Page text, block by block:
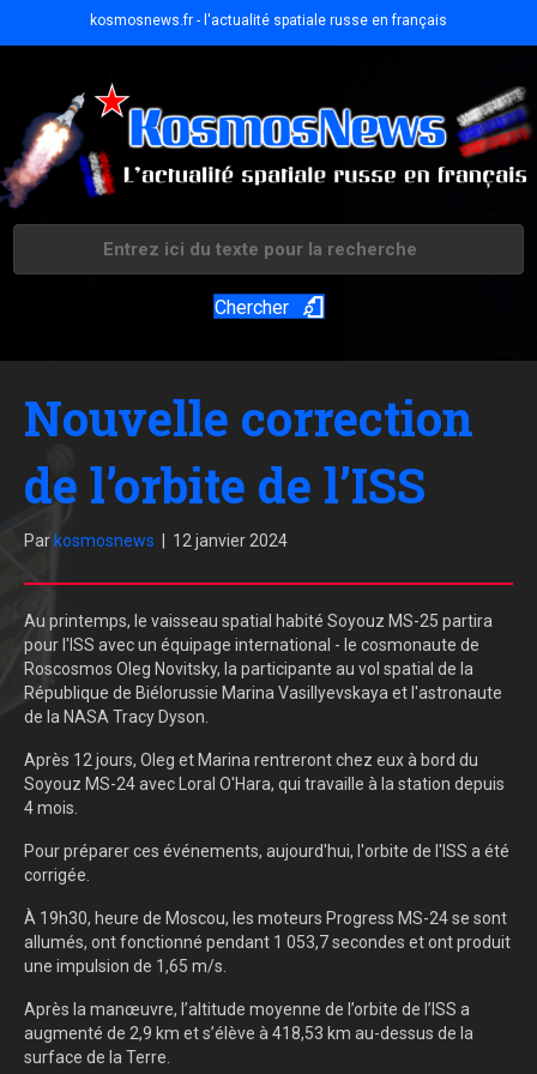
kosmosnews.fr - l'actualité spatiale russe en français
Chercher
Nouvelle correction
de l’orbite de l’ISS
Par kosmosnews 12 janvier 2024
Au printemps, le vaisseau spatial habité Soyouz MS-25 partira
pour l'ISS avec un équipage international - le cosmonaute de
Roscosmos Oleg Novitsky, la participante au vol spatial de la
République de Biélorussie Marina Vasillyevskaya et l'astronaute
de la NASA Tracy Dyson.
Après 12 jours, Oleg et Marina rentreront chez eux à bord du
Soyouz MS-24 avec Loral O'Hara, qui travaille à la station depuis
4 mois.
Pour préparer ces événements, aujourd'hui, l'orbite de l'ISS a été
corrigée.
À 19h30, heure de Moscou, les moteurs Progress MS-24 se sont
allumés, ont fonctionné pendant 1 053,7 secondes et ont produit
une impulsion de 1,65 m/s.
Après la manœuvre, l’altitude moyenne de l’orbite de l’ISS a
augmenté de 2,9 km et s’élève à 418,53 km au-dessus de la
surface de la Terre.